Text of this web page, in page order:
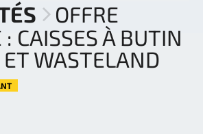
OFFRE
: CAISSES À BUTIN
WASTELAND